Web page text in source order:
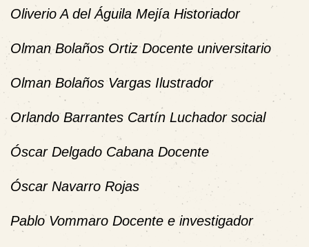
Oliverio A del Águila Mejía Historiador
Olman Bolaños Ortiz Docente universitario
Olman Bolaños Vargas Ilustrador
Orlando Barrantes Cartín Luchador social
Óscar Delgado Cabana Docente
Óscar Navarro Rojas
Pablo Vommaro Docente e investigador